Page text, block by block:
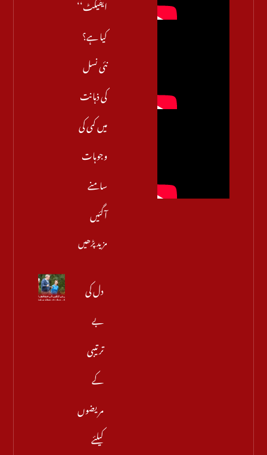
ایفیکٹ‘‘
کیا ہے؟
نئی نسل
کی ذہانت
میں کمی کی
وجوہات
سامنے
آگئیں
مزید پڑھیں
دل کی
بے
ترتیبی
کے
مریضوں
کیلئے